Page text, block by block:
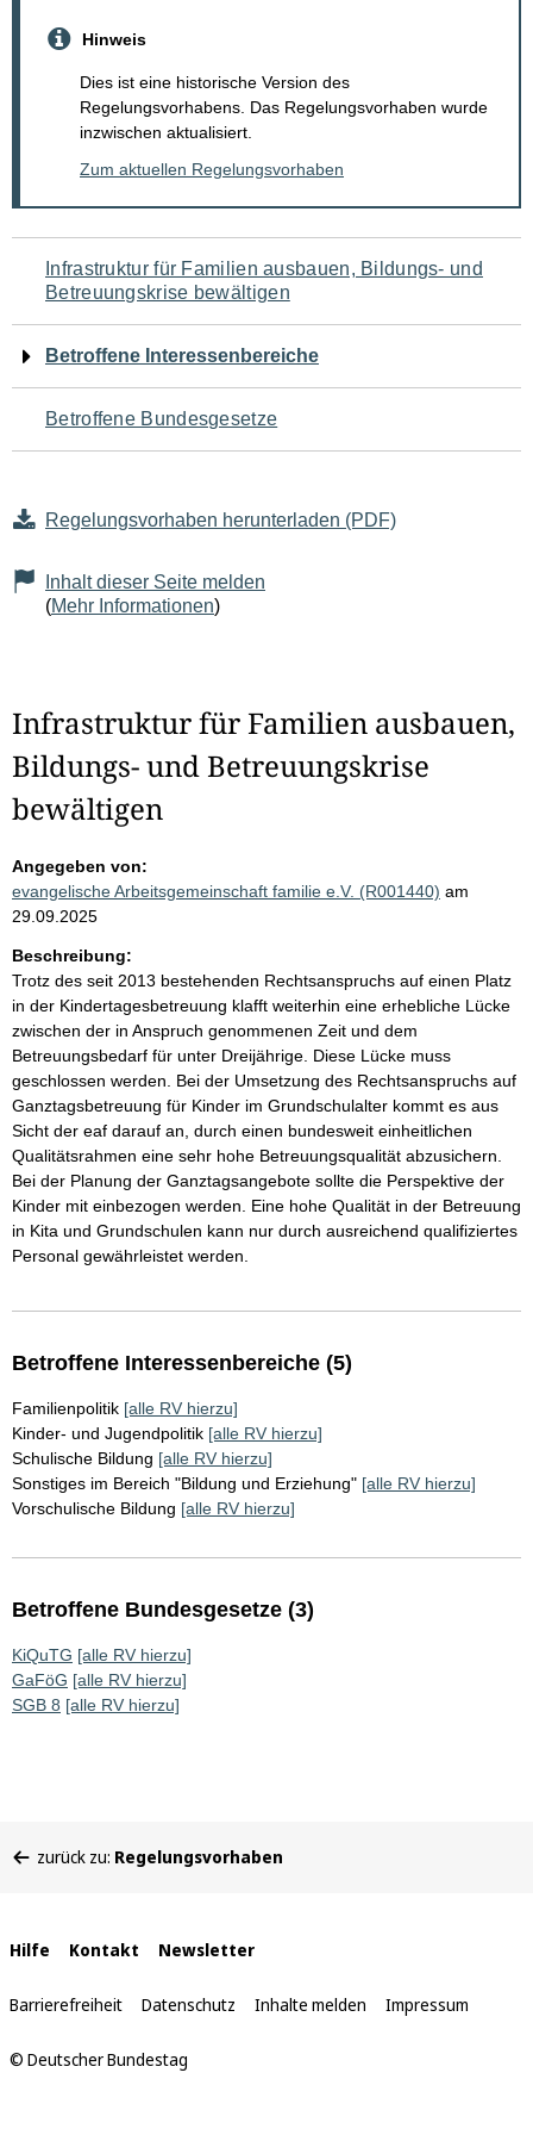
Hinweis
Dies ist eine historische Version des
Regelungsvorhabens. Das Regelungsvorhaben wurde
inzwischen aktualisiert.
Zum aktuellen Regelungsvorhaben
Navigation
für
den
Seiteninhalt
Infrastruktur für Familien ausbauen, Bildungs- und
Betreuungskrise bewältigen
Betroffene Interessenbereiche
Betroffene Bundesgesetze
Regelungsvorhaben herunterladen (PDF)
Inhalt dieser Seite melden
(Mehr Informationen)
Infrastruktur für Familien ausbauen,
Bildungs- und Betreuungskrise
bewältigen
Angegeben von:
evangelische Arbeitsgemeinschaft familie e.V. (R001440) am
29.09.2025
Beschreibung:
Trotz des seit 2013 bestehenden Rechtsanspruchs auf einen Platz
in der Kindertagesbetreuung klafft weiterhin eine erhebliche Lücke
zwischen der in Anspruch genommenen Zeit und dem
Betreuungsbedarf für unter Dreijährige. Diese Lücke muss
geschlossen werden. Bei der Umsetzung des Rechtsanspruchs auf
Ganztagsbetreuung für Kinder im Grundschulalter kommt es aus
Sicht der eaf darauf an, durch einen bundesweit einheitlichen
Qualitätsrahmen eine sehr hohe Betreuungsqualität abzusichern.
Bei der Planung der Ganztagsangebote sollte die Perspektive der
Kinder mit einbezogen werden. Eine hohe Qualität in der Betreuung
in Kita und Grundschulen kann nur durch ausreichend qualifiziertes
Personal gewährleistet werden.
Betroffene Interessenbereiche (5)
Familienpolitik [alle RV hierzu]
Kinder- und Jugendpolitik [alle RV hierzu]
Schulische Bildung [alle RV hierzu]
Sonstiges im Bereich "Bildung und Erziehung" [alle RV hierzu]
Vorschulische Bildung [alle RV hierzu]
Betroffene Bundesgesetze (3)
KiQuTG [alle RV hierzu]
GaFöG [alle RV hierzu]
SGB 8 [alle RV hierzu]
befinden
zurück zu: Regelungsvorhaben
Interne
Links
Hilfe Kontakt Newsletter
Barrierefreiheit Datenschutz Inhalte melden Impressum
© Deutscher Bundestag